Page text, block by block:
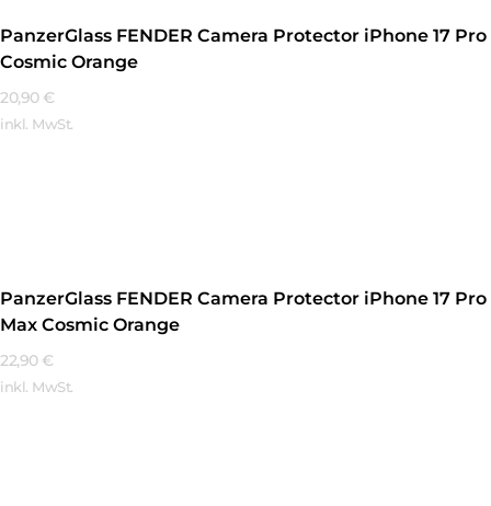
PanzerGlass FENDER Camera Protector iPhone 17 Pro
Cosmic Orange
20,90 €
inkl. MwSt.
PanzerGlass FENDER Camera Protector iPhone 17 Pro
Max Cosmic Orange
22,90 €
inkl. MwSt.